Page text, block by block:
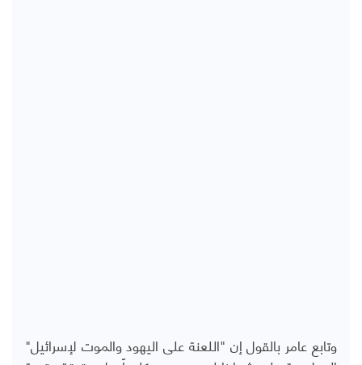
وتابع عامر بالقول إن "اللعنة على اليهود والموت لإسرائيل"